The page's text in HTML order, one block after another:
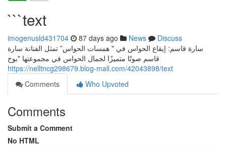
```text
imogenusld431704 87 days ago News
Discuss
سارة قاسم: إيقاع الحواس في " همسات الحواس” تمثل الفنانة سارة
قاسم صوتًا متميزًا لجمال الحواس في مجموعتها "بوح
https://nelltncg298679.blog-mall.com/42043898/text
Comments
Who Upvoted
Comments
Submit a Comment
No HTML